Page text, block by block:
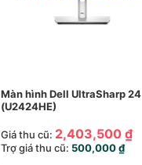
Màn hình Dell UltraSharp 24
(U2424HE)
Giá thu cũ: 2,403,500 ₫
Trợ giá thu cũ: 500,000 ₫